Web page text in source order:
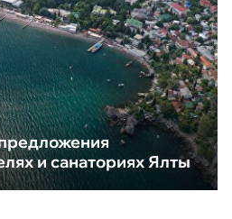
и санаториях Ялты